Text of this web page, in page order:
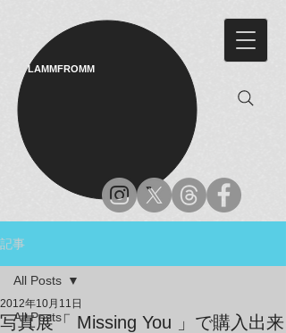
LAMMFROMM​
記事
All Posts
All Posts
写真展「 Missing You 」で購入出来
2012年10月11日